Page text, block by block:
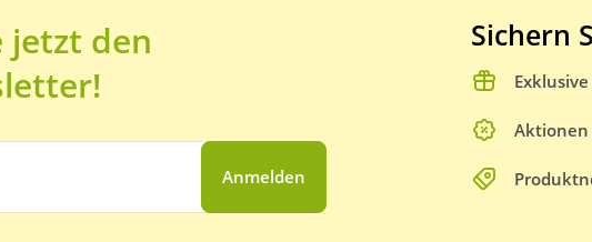
jetzt den
Anmelden
Sichern
Aktionen